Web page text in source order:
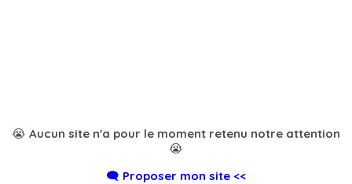
😭 Aucun site n'a pour le moment retenu notre attention
😭
🗨️ Proposer mon site <<